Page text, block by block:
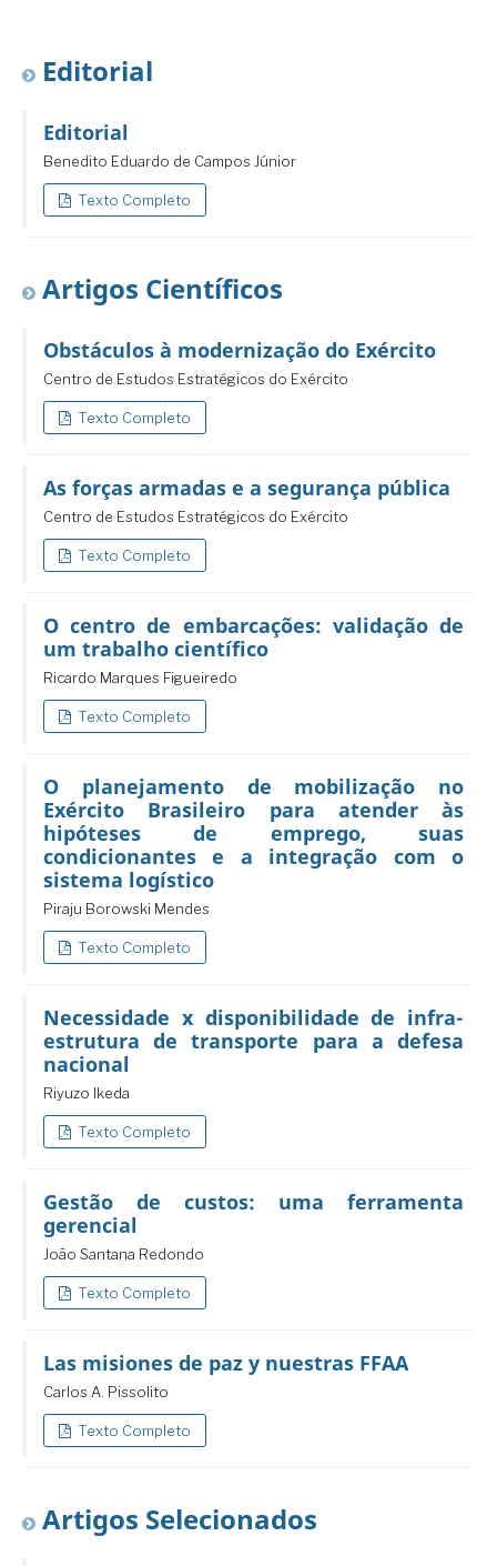
Editorial
Editorial
Benedito Eduardo de Campos Júnior
Texto Completo
Artigos Científicos
Obstáculos à modernização do Exército
Centro de Estudos Estratégicos do Exército
Texto Completo
As forças armadas e a segurança pública
Centro de Estudos Estratégicos do Exército
Texto Completo
O centro de embarcações: validação de
um trabalho científico
Ricardo Marques Figueiredo
Texto Completo
O planejamento de mobilização no
Exército Brasileiro para atender às
hipóteses de emprego, suas
condicionantes e a integração com o
sistema logístico
Piraju Borowski Mendes
Texto Completo
Necessidade x disponibilidade de infra-
estrutura de transporte para a defesa
nacional
Riyuzo Ikeda
Texto Completo
Gestão de custos: uma ferramenta
gerencial
João Santana Redondo
Texto Completo
Las misiones de paz y nuestras FFAA
Carlos A. Pissolito
Texto Completo
Artigos Selecionados